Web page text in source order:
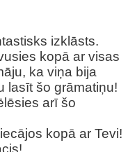
izklāsts.
kopā ar visas
ka viņa bija
lasīt šo grāmatiņu!
arī šo
kopā ar Tevi!